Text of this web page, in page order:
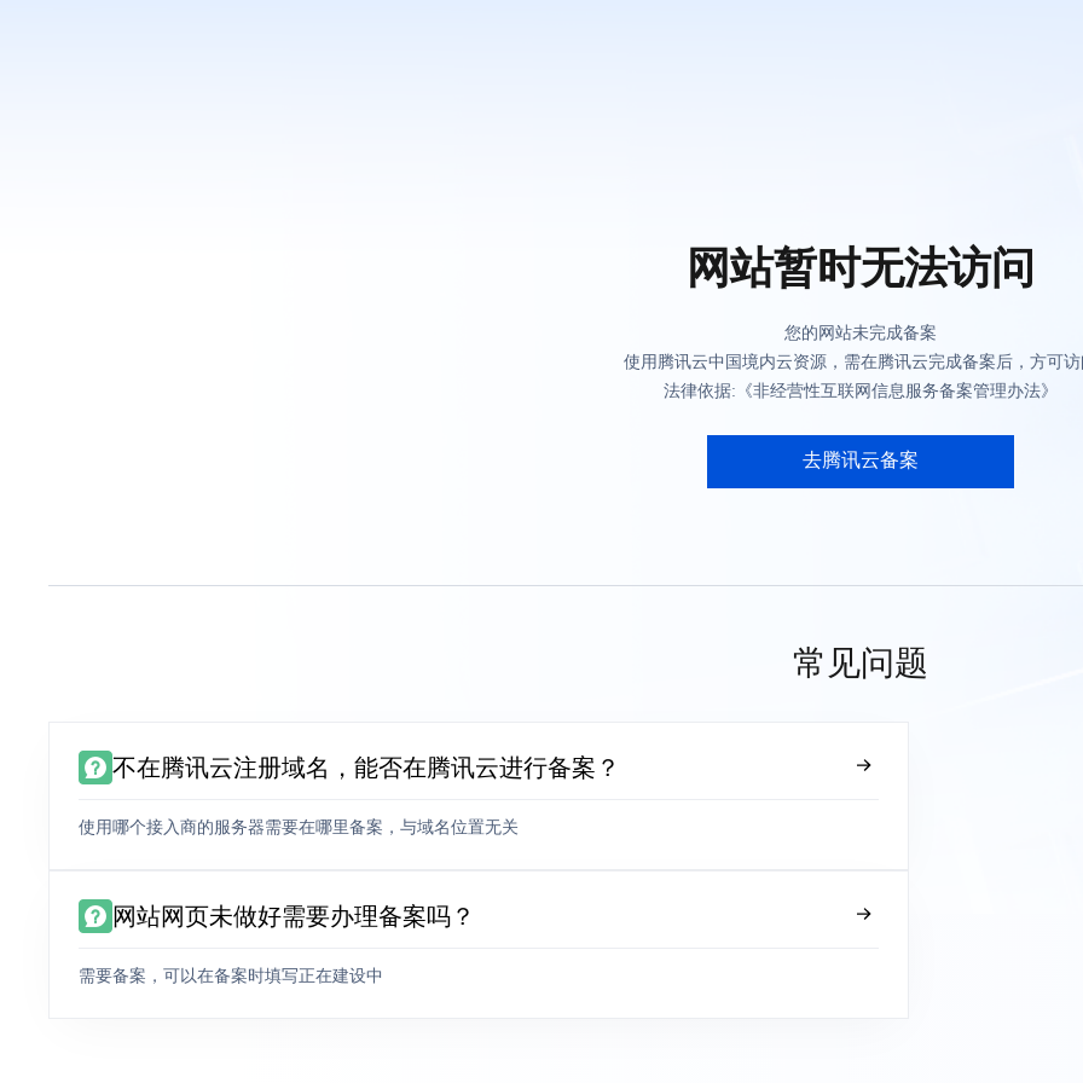
网站暂时无法访问
您的网站未完成备案
使用腾讯云中国境内云资源，需在腾讯云完成备案后，方可
法律依据:《非经营性互联网信息服务备案管理办法》
去腾讯云备案
常见问题
不在腾讯云注册域名，能否在腾讯云进行备案？
使用哪个接入商的服务器需要在哪里备案，与域名位置无关
网站网页未做好需要办理备案吗？
需要备案，可以在备案时填写正在建设中